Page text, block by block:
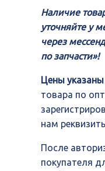
Наличие
уточняйте у
через
по запчасти»!
Цены
товара по
нам
После
покупателя